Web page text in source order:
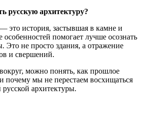
русскую архитектуру?
это история, застывшая в камне и
помогает лучше осознать
Это не просто здания, а отражение
и свершений.
можно понять, как прошлое
почему мы не перестаем восхищаться
архитектуры.